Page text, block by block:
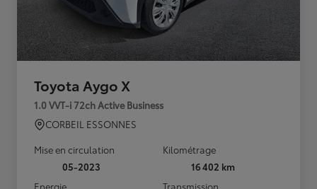
Toyota Aygo X
1.0 VVT-i 72ch Active Business
CORBEIL ESSONNES
Mise en circulation
05-2023
Kilométrage
16 402 km
Energie
Transmission